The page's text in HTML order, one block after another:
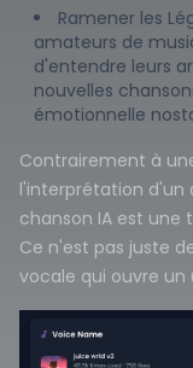
Ramener les
amateurs de
d'entendre leurs
nouvelles
émotionnelle
Contrairement à
l'interprétation d'un
chanson IA est
Ce n'est pas juste
vocale qui ouvre un